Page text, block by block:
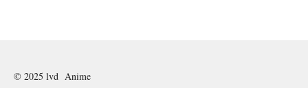
© 2025 lvd Anime